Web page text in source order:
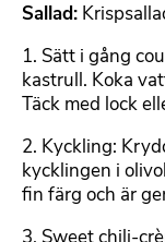
Sallad:
1. Sätt i gång
kastrull. Koka
Täck med lock
2. Kyckling:
kycklingen i
fin färg och är
3. Sweet chili-